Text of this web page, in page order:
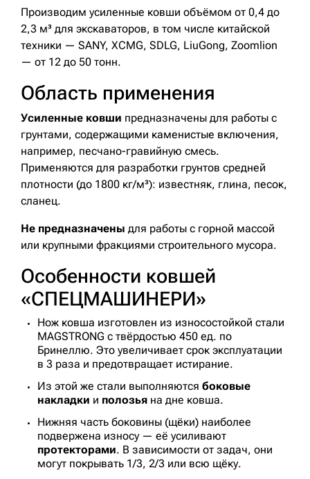
Производим усиленные ковши объёмом от 0,4 до
2,3 м³ для экскаваторов, в том числе китайской
техники — SANY, XCMG, SDLG, LiuGong, Zoomlion
— от 12 до 50 тонн.
Область применения
Усиленные ковши предназначены для работы с
грунтами, содержащими каменистые включения,
например, песчано-гравийную смесь.
Применяются для разработки грунтов средней
плотности (до 1800 кг/м³): известняк, глина, песок,
сланец.
Не предназначены для работы с горной массой
или крупными фракциями строительного мусора.
Особенности ковшей
«СПЕЦМАШИНЕРИ»
Нож ковша изготовлен из износостойкой стали
MAGSTRONG с твёрдостью 450 ед. по
Бринеллю. Это увеличивает срок эксплуатации
в 3 раза и предотвращает истирание.
Из этой же стали выполняются боковые
накладки и полозья на дне ковша.
Нижняя часть боковины (щёки) наиболее
подвержена износу — её усиливают
протекторами. В зависимости от задач, они
могут покрывать 1/3, 2/3 или всю щёку.